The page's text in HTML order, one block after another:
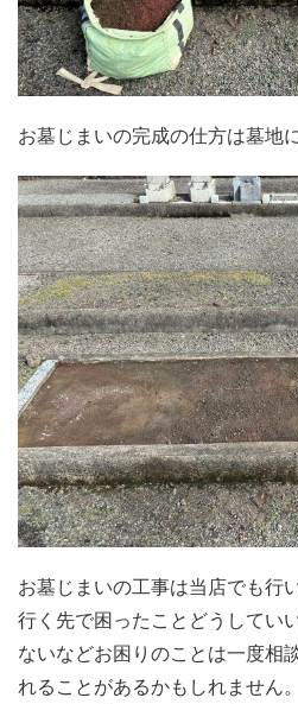
お墓じまいの完成の仕方は墓地
お墓じまいの工事は当店でも行
行く先で困ったことどうしてい
ないなどお困りのことは一度相
れることがあるかもしれません